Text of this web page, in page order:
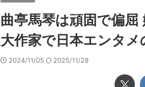
曲亭馬琴は頑固で偏
大作家で日本エンタメ
2024/11/05 2025/11/28